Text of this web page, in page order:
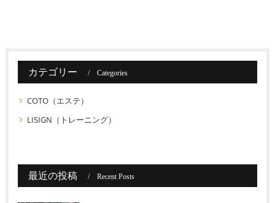
カテゴリー Categories
COTO（エステ）
LISIGN（トレーニング）
最近の投稿 Recent Posts